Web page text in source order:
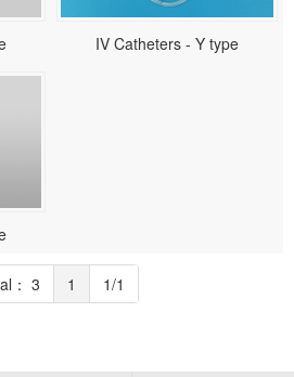
IV Catheters - Y type
： 3 1 1/1